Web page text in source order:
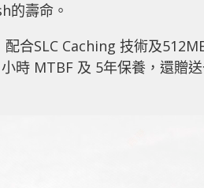
的壽命。
合SLC Caching 技術及
時 MTBF 及 5年保養，還贈